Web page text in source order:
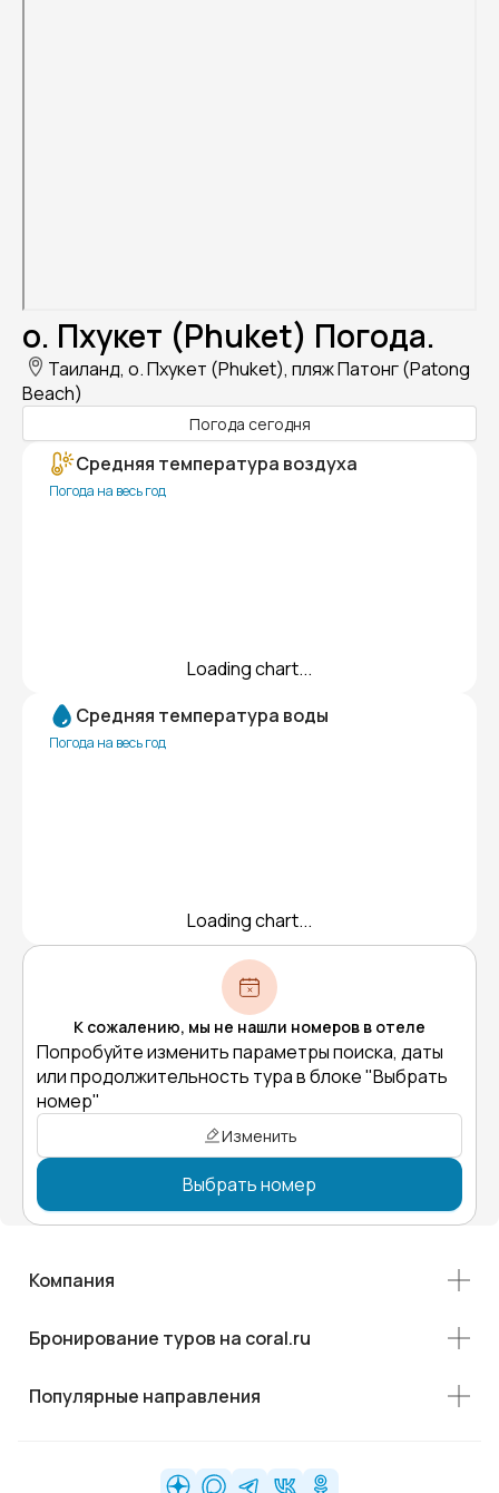
о. Пхукет (Phuket) Погода.
Таиланд, о. Пхукет (Phuket), пляж Патонг (Patong
Beach)
Погода сегодня
Средняя температура воздуха
Погода на весь год
Loading chart...
Средняя температура воды
Погода на весь год
Loading chart...
К сожалению, мы не нашли номеров в отеле
Попробуйте изменить параметры поиска, даты
или продолжительность тура в блоке "Выбрать
номер"
Изменить
Выбрать номер
Компания
Бронирование туров на coral.ru
Популярные направления